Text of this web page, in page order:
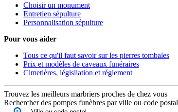
Choisir un monument
Entretien sépulture
Personnalisation sépulture
Pour vous aider
Tous ce qu'il faut savoir sur les pierres tombales
Prix et modèles de caveaux funéraires
Cimetières, législiation et réglement
Trouvez les meilleurs marbriers proches de chez vous
Rechercher des pompes funèbres par ville ou code postal